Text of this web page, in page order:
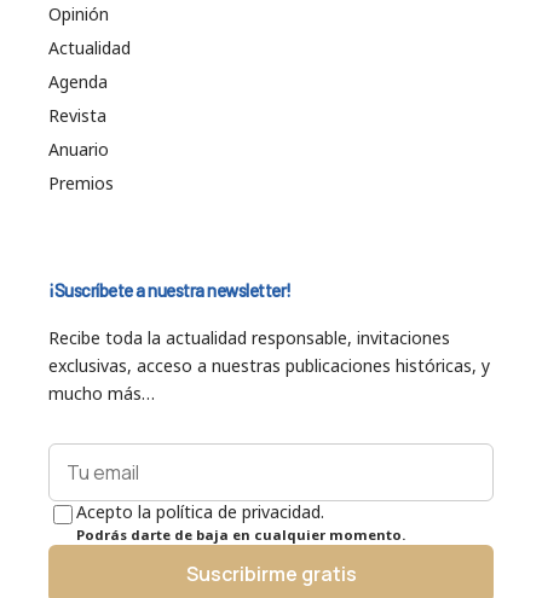
Opinión
Actualidad
Agenda
Revista
Anuario
Premios
¡Suscríbete a nuestra newsletter!
Recibe toda la actualidad responsable, invitaciones
exclusivas, acceso a nuestras publicaciones históricas, y
mucho más…
Acepto la política de privacidad.
Podrás darte de baja en cualquier momento.
Suscribirme gratis